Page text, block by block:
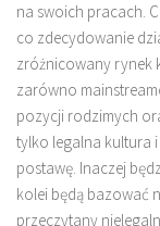
na swoich pracach.
co zdecydowanie
zróżnicowany rynek
zarówno
pozycji rodzimych
tylko legalna kultura
postawę. Inaczej
kolei będą bazować
przeczytany